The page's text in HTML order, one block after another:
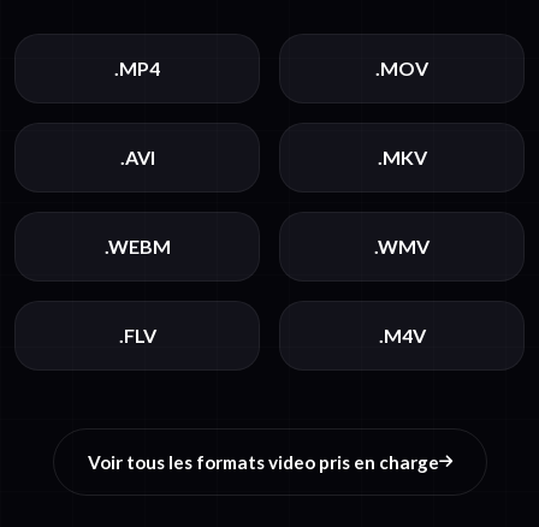
.MP4 .MOV
.AVI .MKV
.WEBM .WMV
.FLV .M4V
Voir tous les formats video pris en charge